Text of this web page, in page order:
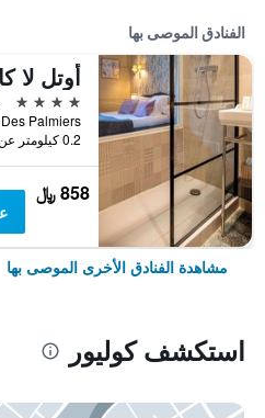
الفنادق الموصى بها
4 نجوم
0.2 كيلومتر عن وسط المدينة
858 ﷼
مشاهدة الفنادق الأخرى الموصى بها
استكشف كوليور